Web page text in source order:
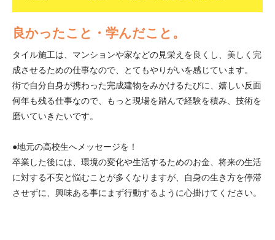
良かったこと・学んだこと。
タイル施工は、マンションや家などの見栄えを良くし、美しく完
成させるための仕事なので、とてもやりがいを感じています。
街で自分自身が携わった完成建物をみかけるたびに、嬉しい反面
何年も残る仕事なので、もっと現場を踏んで経験を積み、技術を
磨いていきたいです。
●地元の高校生へメッセージを！
卒業した後には、環境の変化や生活するためのお金、将来の生活
に対する不安と悩むことが多くなりますが、自身の生き方を停滞
させずに、興味ある事にまず行動するように心掛けてください。